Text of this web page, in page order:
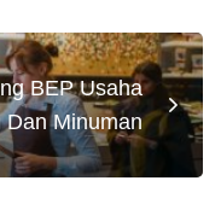
BEP Usaha
Dan Minuman